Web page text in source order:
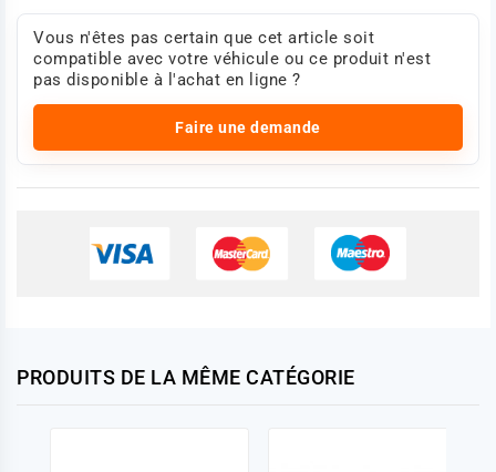
Vous n'êtes pas certain que cet article soit
compatible avec votre véhicule ou ce produit n'est
pas disponible à l'achat en ligne ?
Faire une demande
PRODUITS DE LA MÊME CATÉGORIE